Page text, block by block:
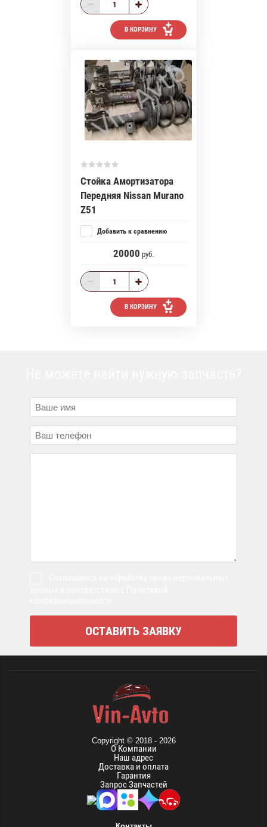
В КОРЗИНУ
Стойка Амортизатора
Передняя Nissan Murano
Z51
Добавить к сравнению
20000 руб.
В КОРЗИНУ
Copyright © 2018 - 2026
О Компании
Наш адрес
Доставка и оплата
Гарантия
Запрос Запчастей